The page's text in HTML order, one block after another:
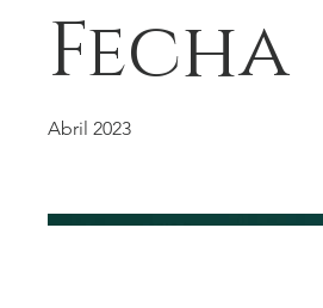
Fecha
Abril 2023